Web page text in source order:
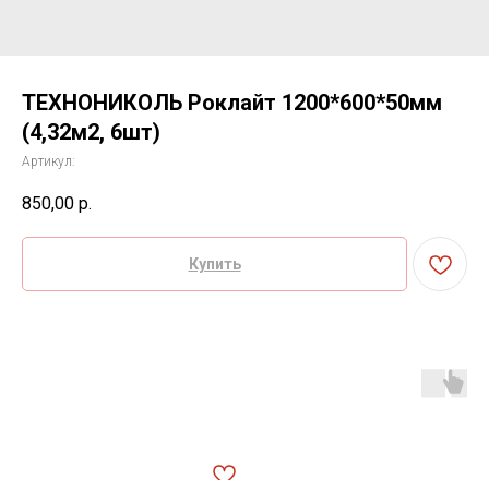
ТЕХНОНИКОЛЬ Роклайт 1200*600*50мм
(4,32м2, 6шт)
Артикул:
850,00 р.
Купить